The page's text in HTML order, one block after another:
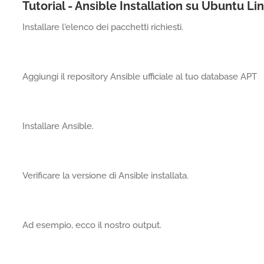
Tutorial - Ansible Installation su Ubuntu
Installare l'elenco dei pacchetti richiesti.
Aggiungi il repository Ansible ufficiale al tuo database APT
Installare Ansible.
Verificare la versione di Ansible installata.
Ad esempio, ecco il nostro output.